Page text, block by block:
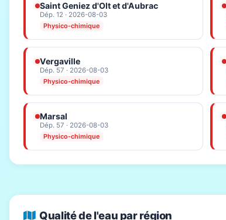
Saint Geniez d'Olt et d'Aubrac
Dép. 12 · 2026-08-03
Physico-chimique
Vergaville
Dép. 57 · 2026-08-03
Physico-chimique
Marsal
Dép. 57 · 2026-08-03
Physico-chimique
Qualité de l'eau par région